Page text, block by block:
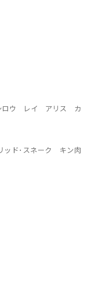
シロウ レイ アリス カ
ッド･スネーク キン肉